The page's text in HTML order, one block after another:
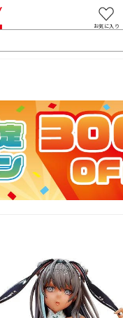
お気に入り